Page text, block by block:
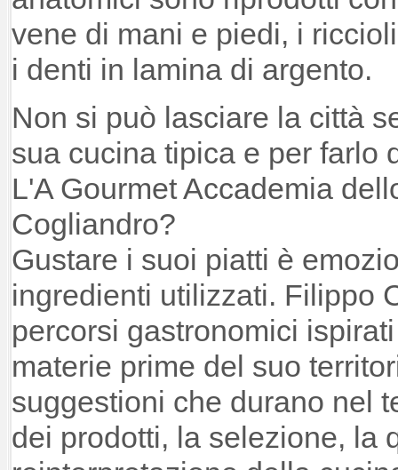
vene di mani e piedi, i
i denti in lamina di argento.
Non si può lasciare la città
sua cucina tipica e per farlo
L'A Gourmet Accademia
Cogliandro?
Gustare i suoi piatti è
ingredienti utilizzati. Filippo
percorsi gastronomici
materie prime del suo
suggestioni che durano nel
dei prodotti, la selezione, la